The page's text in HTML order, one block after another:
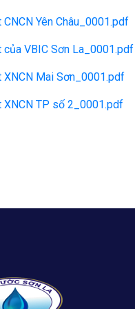
Yên Châu_0001.pdf
VBIC Sơn La_0001.pdf
Mai Sơn_0001.pdf
XNCN TP số 2_0001.pdf